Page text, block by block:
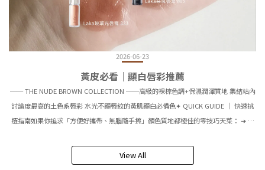
2026-06-23
黃皮必看｜顯白唇彩推薦
── THE NUDE BROWN COLLECTION ──高級的裸棕色調+保濕潤澤質地 集結站內
討論度最高的土色系唇彩 水光不顯唇紋的黃肌顯白必備色✦ QUICK GUIDE ｜ 快速挑
選指南如果你追求「方便好攜帶、無腦隨手擦」顏色質地都極佳的零技巧天菜： ➔ 推
栗子色調調得極好，絲絨水感質地不卡紋，不需要鏡子或技巧就能隨時補擦！如果你最
在乎「持久不掉色、大口吃喝也不怕」： ➔ 推薦：Laka 果然持久水光唇釉 [ 121 Ash
View All